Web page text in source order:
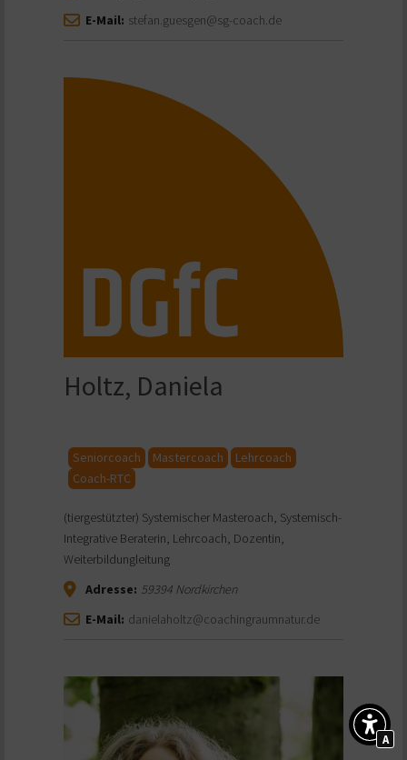
E-Mail: stefan.guesgen@sg-coach.de
Holtz, Daniela
Seniorcoach Mastercoach
Lehrcoach
Coach-RTC
(tiergestützter) Systemischer Masteroach, Systemisch-
Integrative Beraterin, Lehrcoach, Dozentin,
Weiterbildungleitung
Adresse: 59394 Nordkirchen
E-Mail: danielaholtz@coachingraumnatur.de
A